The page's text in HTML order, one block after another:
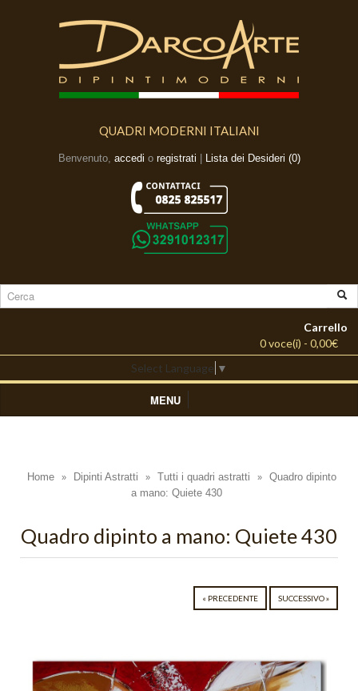
QUADRI MODERNI ITALIANI
Benvenuto, accedi o registrati Lista dei Desideri (0)
Carrello
0 voce(i) - 0,00€
Select Language ▼
MENU
Blue Light
Colors
Cosmo
Home » Dipinti Astratti » Tutti i quadri astratti »
Quadro dipinto
a mano: Quiete 430
Quadro dipinto a mano: Quiete 430
« PRECEDENTE SUCCESSIVO »